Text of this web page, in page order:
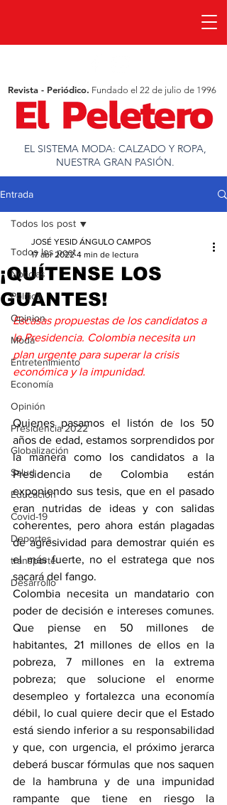
EL SISTEMA MODA: CALZADO Y ROPA,
NUESTRA GRAN PASIÓN.
Revista - Periódico. Fundado el 22 de julio de 1996
Entrada
Todos los post
Noticias
Política
Opinion
Moda
Entretenimiento
Economía
Opinión
Presidencia 2022
Globalización
Salud
Educación
Covid-19
Deportes
transporte
Desarrollo
Todos los post
¡QUÍTENSE LOS
GUANTES!
JOSÉ YESID ÁNGULO CAMPOS
17 abr 2022 4 min de lectura
Escasas propuestas de los candidatos a
la Presidencia. Colombia necesita un
plan urgente para superar la crisis
económica y la impunidad.
Quienes pasamos el listón de los 50
años de edad, estamos sorprendidos por
la manera como los candidatos a la
Presidencia de Colombia están
exponiendo sus tesis, que en el pasado
eran nutridas de ideas y con salidas
coherentes, pero ahora están plagadas
de agresividad para demostrar quién es
el más fuerte, no el estratega que nos
sacará del fango.
Colombia necesita un mandatario con
poder de decisión e intereses comunes.
Que piense en 50 millones de
habitantes, 21 millones de ellos en la
pobreza, 7 millones en la extrema
pobreza; que solucione el enorme
desempleo y fortalezca una economía
débil, lo cual quiere decir que el Estado
está siendo inferior a su responsabilidad
y que, con urgencia, el próximo jerarca
deberá buscar fórmulas que nos saquen
de la hambruna y de una impunidad
rampante que tiene en riesgo la